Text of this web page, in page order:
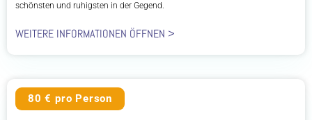
schönsten und ruhigsten in der Gegend.
WEITERE INFORMATIONEN ÖFFNEN >
80 € pro Person